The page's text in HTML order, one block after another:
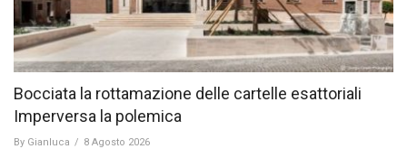
Bocciata la rottamazione delle cartelle esattoriali
Imperversa la polemica
By Gianluca / 8 Agosto 2026